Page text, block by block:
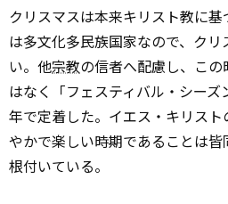
クリスマスは本来キリスト教に
は多文化多民族国家なので、ク
い。他宗教の信者へ配慮し、こ
はなく「フェスティバル・シー
年で定着した。イエス・キリス
やかで楽しい時期であることは
根付いている。